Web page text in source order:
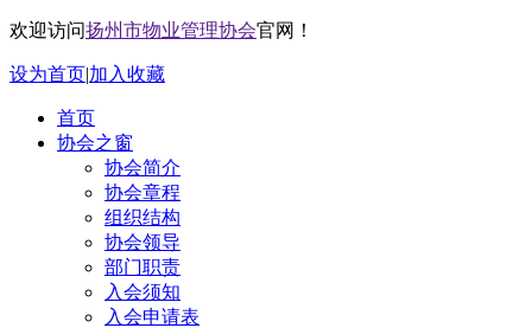
欢迎访问扬州市物业管理协会官网！
设为首页|加入收藏
首页
协会之窗
协会简介
协会章程
组织结构
协会领导
部门职责
入会须知
入会申请表